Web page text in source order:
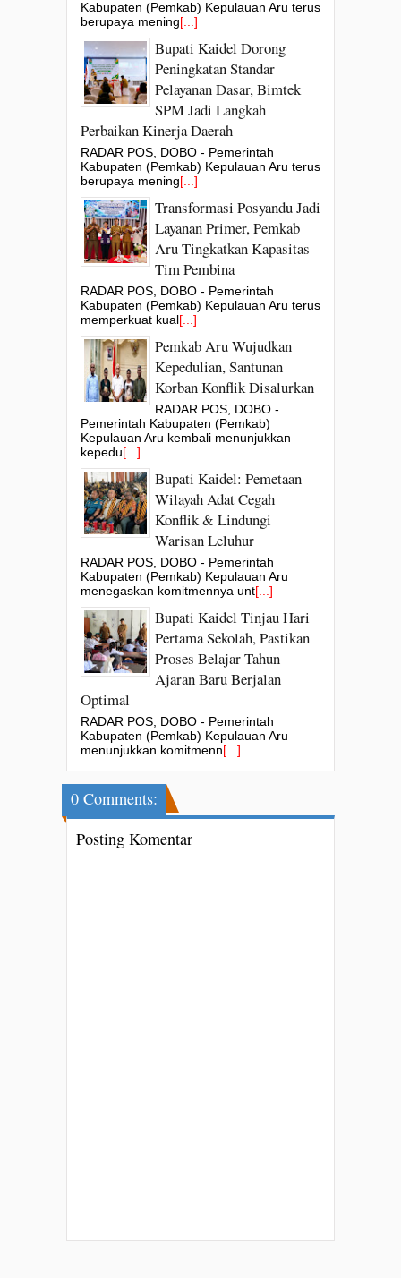
Kabupaten (Pemkab) Kepulauan Aru terus
berupaya mening[...]
Bupati Kaidel Dorong
Peningkatan Standar
Pelayanan Dasar, Bimtek
SPM Jadi Langkah
Perbaikan Kinerja Daerah
RADAR POS, DOBO - Pemerintah
Kabupaten (Pemkab) Kepulauan Aru terus
berupaya mening[...]
Transformasi Posyandu Jadi
Layanan Primer, Pemkab
Aru Tingkatkan Kapasitas
Tim Pembina
RADAR POS, DOBO - Pemerintah
Kabupaten (Pemkab) Kepulauan Aru terus
memperkuat kual[...]
Pemkab Aru Wujudkan
Kepedulian, Santunan
Korban Konflik Disalurkan
RADAR POS, DOBO -
Pemerintah Kabupaten (Pemkab)
Kepulauan Aru kembali menunjukkan
kepedu[...]
Bupati Kaidel: Pemetaan
Wilayah Adat Cegah
Konflik & Lindungi
Warisan Leluhur
RADAR POS, DOBO - Pemerintah
Kabupaten (Pemkab) Kepulauan Aru
menegaskan komitmennya unt[...]
Bupati Kaidel Tinjau Hari
Pertama Sekolah, Pastikan
Proses Belajar Tahun
Ajaran Baru Berjalan
Optimal
RADAR POS, DOBO - Pemerintah
Kabupaten (Pemkab) Kepulauan Aru
menunjukkan komitmenn[...]
0 Comments:
Posting Komentar